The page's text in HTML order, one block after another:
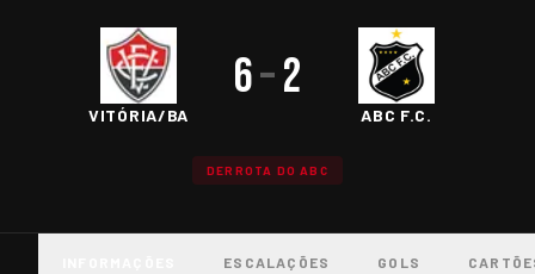
VITÓRIA/BA
6–2
ABC F.C.
DERROTA DO ABC
ESCALAÇÕES GOLS